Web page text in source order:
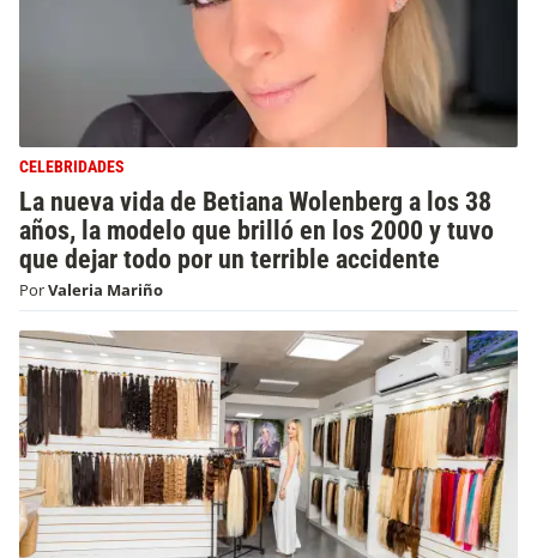
CELEBRIDADES
La nueva vida de Betiana Wolenberg a los 38
años, la modelo que brilló en los 2000 y tuvo
que dejar todo por un terrible accidente
PorValeria Mariño